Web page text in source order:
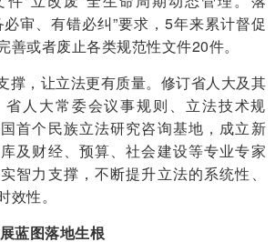
审、有错必纠”要求，5年来累计督促
善或者废止各类规范性文件20件。
撑，让立法更有质量。修订省人大及其
人大常委会议事规则、立法技术规
首个民族立法研究咨询基地，成立新
及财经、预算、社会建设等专业专家
智力支撑，不断提升立法的系统性、
性。
蓝图落地生根